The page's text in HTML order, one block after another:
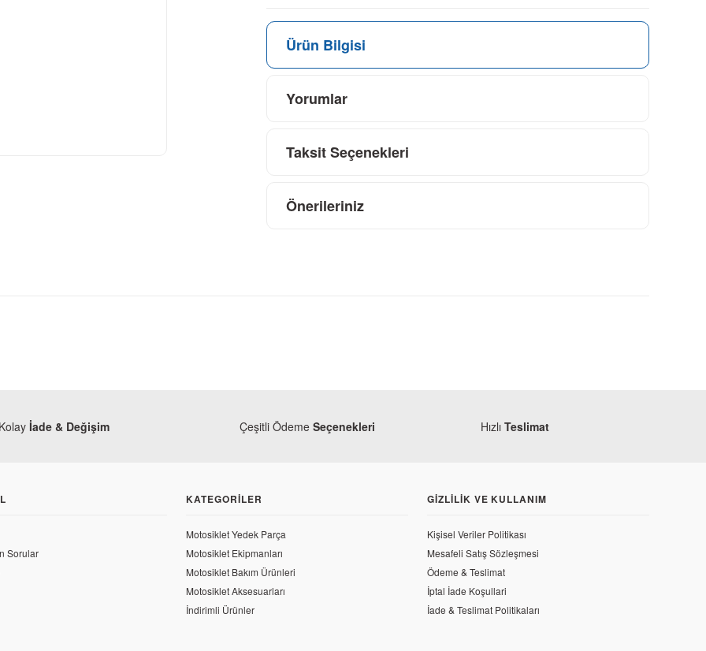
Ürün Bilgisi
Yorumlar
Taksit Seçenekleri
Önerileriniz
L Ön Dişli Kontro Pulu
Honda
Honda CRF 250 L Orjinal Yağ Boşaltma Tapası
Honda
Honda CRF 250 L Ön Dişli Kapağı
665,05 TL
Kolay İade & Değişim Çeşitli Ödeme Seçenekleri Hızlı Teslimat
Sorular
KATEGORILER
Motosiklet Yedek Parça
Motosiklet Ekipmanları
Motosiklet Bakım Ürünleri
Motosiklet Aksesuarları
İndirimli Ürünler
GIZLILIK VE KULLANIM
Kişisel Veriler Politikası
Mesafeli Satış Sözleşmesi
Ödeme & Teslimat
İptal İade Koşullari
İade & Teslimat Politikaları